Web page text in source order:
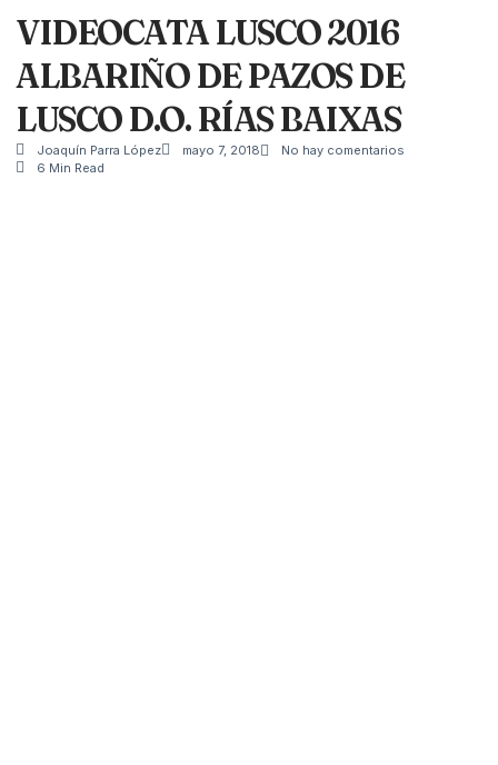
VIDEOCATA LUSCO 2016
ALBARIÑO DE PAZOS DE
LUSCO D.O. RÍAS BAIXAS
Joaquín Parra López mayo 7, 2018
No hay comentarios
6 Min Read